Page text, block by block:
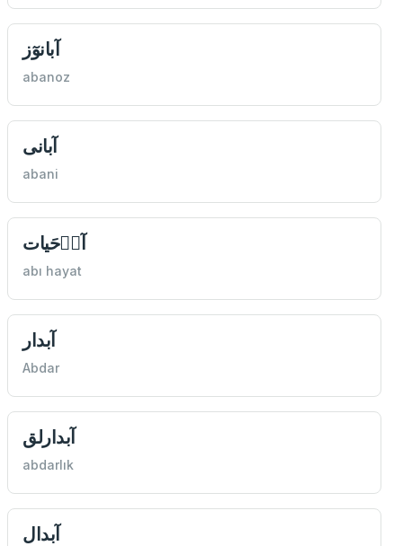
آبانوٓز
abanoz
آبانى
abani
آبٖ‌حَیات
abı hayat
آبدار
Abdar
آبدارلق
abdarlık
آبدال